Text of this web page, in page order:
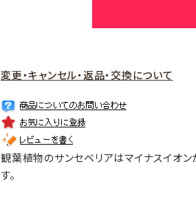
変更・キャンセル・返品・交換について
観葉植物のサンセベリアはマイナスイオ
す。